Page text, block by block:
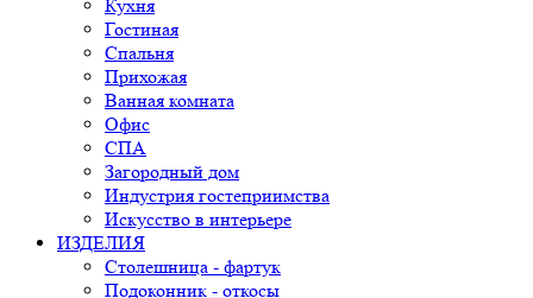
Кухня
Гостиная
Спальня
Прихожая
Ванная комната
Офис
СПА
Загородный дом
Индустрия гостеприимства
Искусство в интерьере
ИЗДЕЛИЯ
Столешница - фартук
Подоконник - откосы